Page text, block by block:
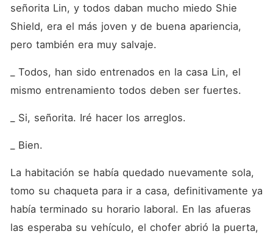
señorita Lin, y todos daban mucho miedo Shie
Shield, era el más joven y de buena apariencia,
pero también era muy salvaje.
_ Todos, han sido entrenados en la casa Lin, el
mismo entrenamiento todos deben ser fuertes.
_ Si, señorita. Iré hacer los arreglos.
_ Bien.
La habitación se había quedado nuevamente sola,
tomo su chaqueta para ir a casa, definitivamente ya
había terminado su horario laboral. En las afueras
las esperaba su vehículo, el chofer abrió la puerta,